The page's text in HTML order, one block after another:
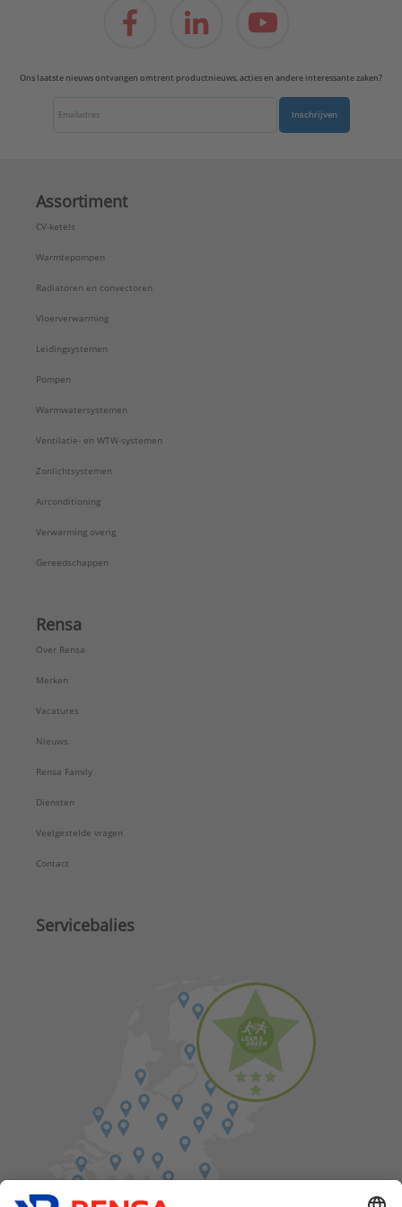
Ons laatste nieuws ontvangen omtrent productnieuws, acties en andere interessante zaken?
Inschrijven
Assortiment
CV-ketels
Warmtepompen
Radiatoren en convectoren
Vloerverwarming
Leidingsystemen
Pompen
Warmwatersystemen
Ventilatie- en WTW-systemen
Zonlichtsystemen
Airconditioning
Verwarming overig
Gereedschappen
Rensa
Over Rensa
Merken
Vacatures
Nieuws
Rensa Family
Diensten
Veelgestelde vragen
Contact
Servicebalies